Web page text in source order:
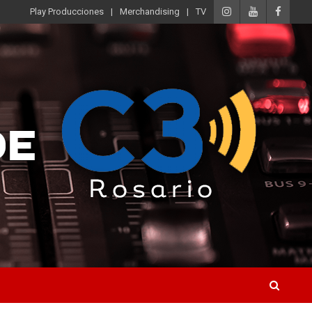
Play Producciones Merchandising TV